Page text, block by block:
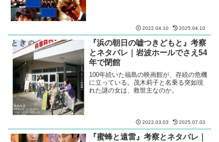
2022.04.10 2025.04.10
『浜の朝日の嘘つきどもと』考察
とネタバレ｜岩波ホールでさえ54
年で閉館
100年続いた福島の映画館が、存続の危機
に立っている。茂木莉子と名乗る突如現
れた謎の女は、救世主なのか。
2022.03.03 2025.07.03
『蜜蜂と遠雷』考察とネタバレ｜